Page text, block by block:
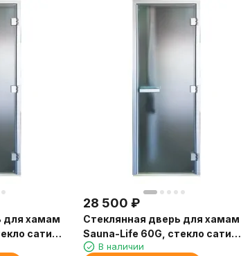
для хамам
сатин,
28 500 ₽
Стеклянная дверь для хамам
Sauna-Life 60G, стекло сатин,
80x200 см.
В наличии